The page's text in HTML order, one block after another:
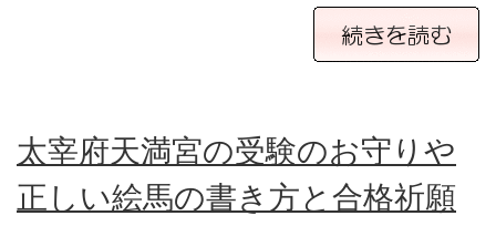
太宰府天満宮の受験のお守りや
正しい絵馬の書き方と合格祈願